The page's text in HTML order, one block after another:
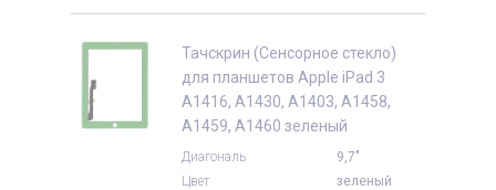
Тачскрин (Сенсорное стекло)
для планшетов Apple iPad 3
A1416, A1430, A1403, A1458,
A1459, A1460 зеленый
Диагональ
9,7"
Цвет
зеленый